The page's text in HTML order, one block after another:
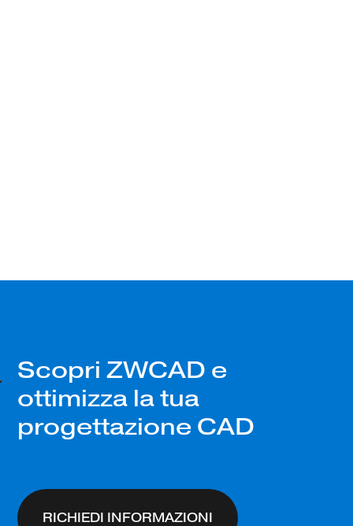
Scopri ZWCAD e
ottimizza la tua
progettazione CAD
RICHIEDI INFORMAZIONI